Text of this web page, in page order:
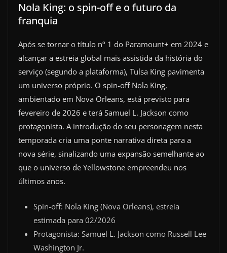
Nola King: o spin-off e o futuro da
franquia
Após se tornar o título nº 1 do Paramount+ em 2024 e
alcançar a estreia global mais assistida da história do
serviço (segundo a plataforma), Tulsa King pavimenta
um universo próprio. O spin-off Nola King,
ambientado em Nova Orleans, está previsto para
fevereiro de 2026 e terá Samuel L. Jackson como
protagonista. A introdução do seu personagem nesta
temporada cria uma ponte narrativa direta para a
nova série, sinalizando uma expansão semelhante ao
que o universo de Yellowstone empreendeu nos
últimos anos.
Spin-off: Nola King (Nova Orleans), estreia
estimada para 02/2026
Protagonista: Samuel L. Jackson como Russell Lee
Washington Jr.